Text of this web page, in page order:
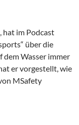
hat im Podcast
über die
dem Wasser immer
er vorgestellt, wie
MSafety